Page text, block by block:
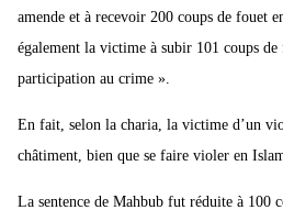
amende et à recevoir 200 coups de fouet
également la victime à subir 101 coups
participation au crime ».
En fait, selon la charia, la victime d’un
châtiment, bien que se faire violer en
La sentence de Mahbub fut réduite à 100